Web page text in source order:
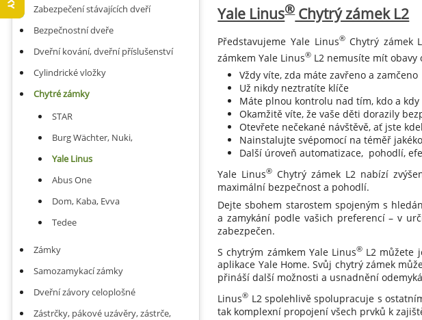
Yale Linus®Chytrý zámek L2
Představujeme Yale Linus®Chytrý zámek
zámkem Yale Linus® L2 nemusíte mít obavy
Vždy víte, zda máte zavřeno a zamčeno
Už nikdy neztratíte klíče
Máte plnou kontrolu nad tím, kdo a
Okamžitě víte, že vaše děti dorazily
Otevřete nečekané návštěvě, ať jste
Nainstalujte svépomocí na téměř
Další úroveň automatizace, pohodlí,
Yale Linus® Chytrý zámek L2 nabízí
maximální bezpečnost a pohodlí.
Dejte sbohem starostem spojeným s
a zamykání podle vašich preferencí – v
zabezpečen.
S chytrým zámkem Yale Linus® L2 můžete
aplikace Yale Home. Svůj chytrý zámek
přináší další možnosti a usnadnění
Linus® L2 spolehlivě spolupracuje s
tak komplexní propojení všech prvků k
Zabezpečení stávajících dveří
Bezpečnostní dveře
Dveřní kování, dveřní příslušenství
Cylindrické vložky
Chytré zámky
STAR
Burg Wächter, Nuki,
Yale Linus
Abus One
Dom, Kaba, Evva
Tedee
Zámky
Samozamykací zámky
Dveřní závory celoplošné
Zástrčky, pákové uzávěry, zástrče,